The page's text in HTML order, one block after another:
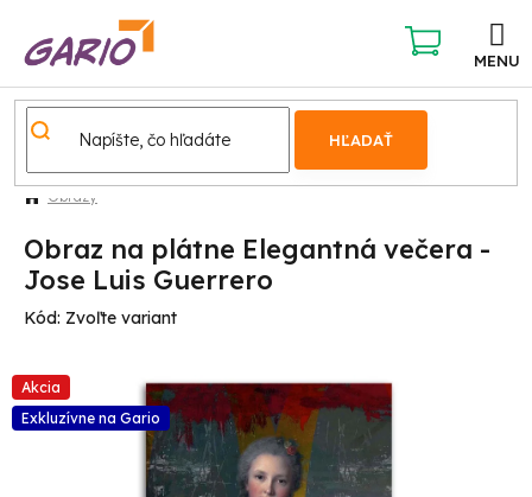
obsah
HĽADAŤ
NÁKUPNÝ
KOŠÍK
Obrazy
Obraz na plátne Elegantná večera -
Jose Luis Guerrero
Kód: Zvoľte variant
Akcia
Exkluzívne na Gario